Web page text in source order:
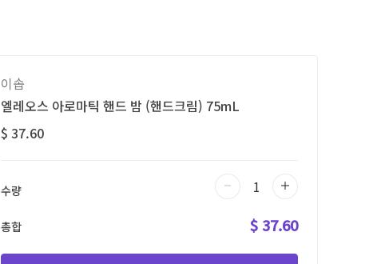
이솝
엘레오스 아로마틱 핸드 밤 (핸드크림) 75mL
$ 37.60
수량
총합 $ 37.60